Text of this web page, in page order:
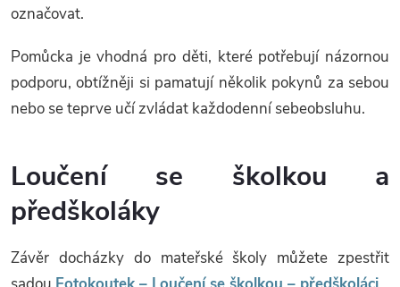
označovat.
Pomůcka je vhodná pro děti, které potřebují názornou
podporu, obtížněji si pamatují několik pokynů za sebou
nebo se teprve učí zvládat každodenní sebeobsluhu.
Loučení se školkou a
předškoláky
Závěr docházky do mateřské školy můžete zpestřit